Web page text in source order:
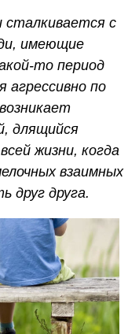
сталкивается с
имеющие
то период
агрессивно по
длящийся
жизни, когда
взаимных
друг друга.